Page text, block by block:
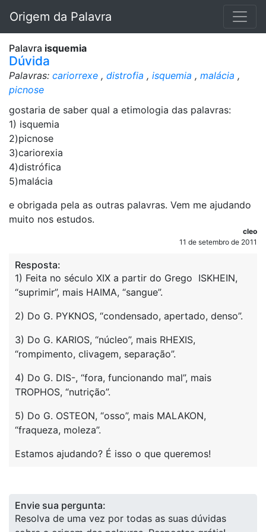
Origem da Palavra
Palavra isquemia
Dúvida
Palavras: cariorrexe , distrofia , isquemia , malácia ,
picnose
gostaria de saber qual a etimologia das palavras:
1) isquemia
2)picnose
3)cariorexia
4)distrófica
5)malácia
e obrigada pela as outras palavras. Vem me ajudando
muito nos estudos.
cleo
11 de setembro de 2011
Resposta:
1) Feita no século XIX a partir do Grego ISKHEIN,
“suprimir”, mais HAIMA, “sangue”.
2) Do G. PYKNOS, “condensado, apertado, denso”.
3) Do G. KARIOS, “núcleo”, mais RHEXIS,
“rompimento, clivagem, separação”.
4) Do G. DIS-, “fora, funcionando mal”, mais
TROPHOS, “nutrição”.
5) Do G. OSTEON, “osso”, mais MALAKON,
“fraqueza, moleza”.
Estamos ajudando? É isso o que queremos!
Envie sua pergunta:
Resolva de uma vez por todas as suas dúvidas